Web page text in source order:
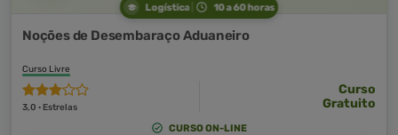
Logística 10 a 60 horas
Noções de Desembaraço Aduaneiro
Curso Livre
3,0 · Estrelas
Curso
Gratuito
CURSO ON-LINE